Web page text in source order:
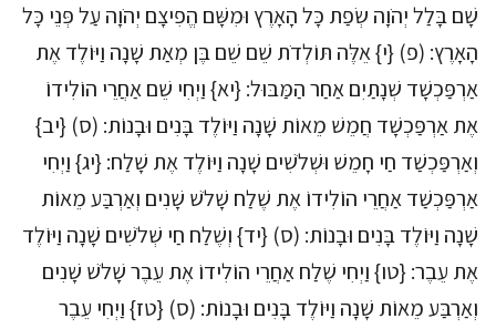
שָׁם בָּלַל יְהֹוָה שְׂפַת כָּל הָאָרֶץ וּמִשָּׁם הֱפִיצָם יְהֹוָה עַל פְּנֵי כָּל
הָאָרֶץ: (פ) {י} אֵלֶּה תּוֹלְדֹת שֵׁם שֵׁם בֶּן מְאַת שָׁנָה וַיּוֹלֶד אֶת
אַרְפַּכְשָׁד שְׁנָתַיִם אַחַר הַמַּבּוּל: {יא} וַיְחִי שֵׁם אַחֲרֵי הוֹלִידוֹ
אֶת אַרְפַּכְשָׁד חֲמֵשׁ מֵאוֹת שָׁנָה וַיּוֹלֶד בָּנִים וּבָנוֹת: (ס) {יב}
וְאַרְפַּכְשַׁד חַי חָמֵשׁ וּשְׁלֹשִׁים שָׁנָה וַיּוֹלֶד אֶת שָׁלַח: {יג} וַיְחִי
אַרְפַּכְשַׁד אַחֲרֵי הוֹלִידוֹ אֶת שֶׁלַח שָׁלֹשׁ שָׁנִים וְאַרְבַּע מֵאוֹת
שָׁנָה וַיּוֹלֶד בָּנִים וּבָנוֹת: (ס) {יד} וְשֶׁלַח חַי שְׁלֹשִׁים שָׁנָה וַיּוֹלֶד
אֶת עֵבֶר: {טו} וַיְחִי שֶׁלַח אַחֲרֵי הוֹלִידוֹ אֶת עֵבֶר שָׁלֹשׁ שָׁנִים
וְאַרְבַּע מֵאוֹת שָׁנָה וַיּוֹלֶד בָּנִים וּבָנוֹת: (ס) {טז} וַיְחִי עֵבֶר